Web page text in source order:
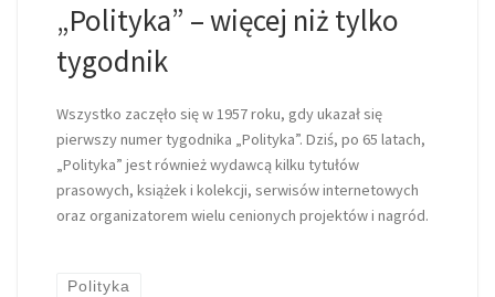
„Polityka” – więcej niż tylko
tygodnik
Wszystko zaczęło się w 1957 roku, gdy ukazał się
pierwszy numer tygodnika „Polityka”. Dziś, po 65 latach,
„Polityka” jest również wydawcą kilku tytułów
prasowych, książek i kolekcji, serwisów internetowych
oraz organizatorem wielu cenionych projektów i nagród.
Polityka